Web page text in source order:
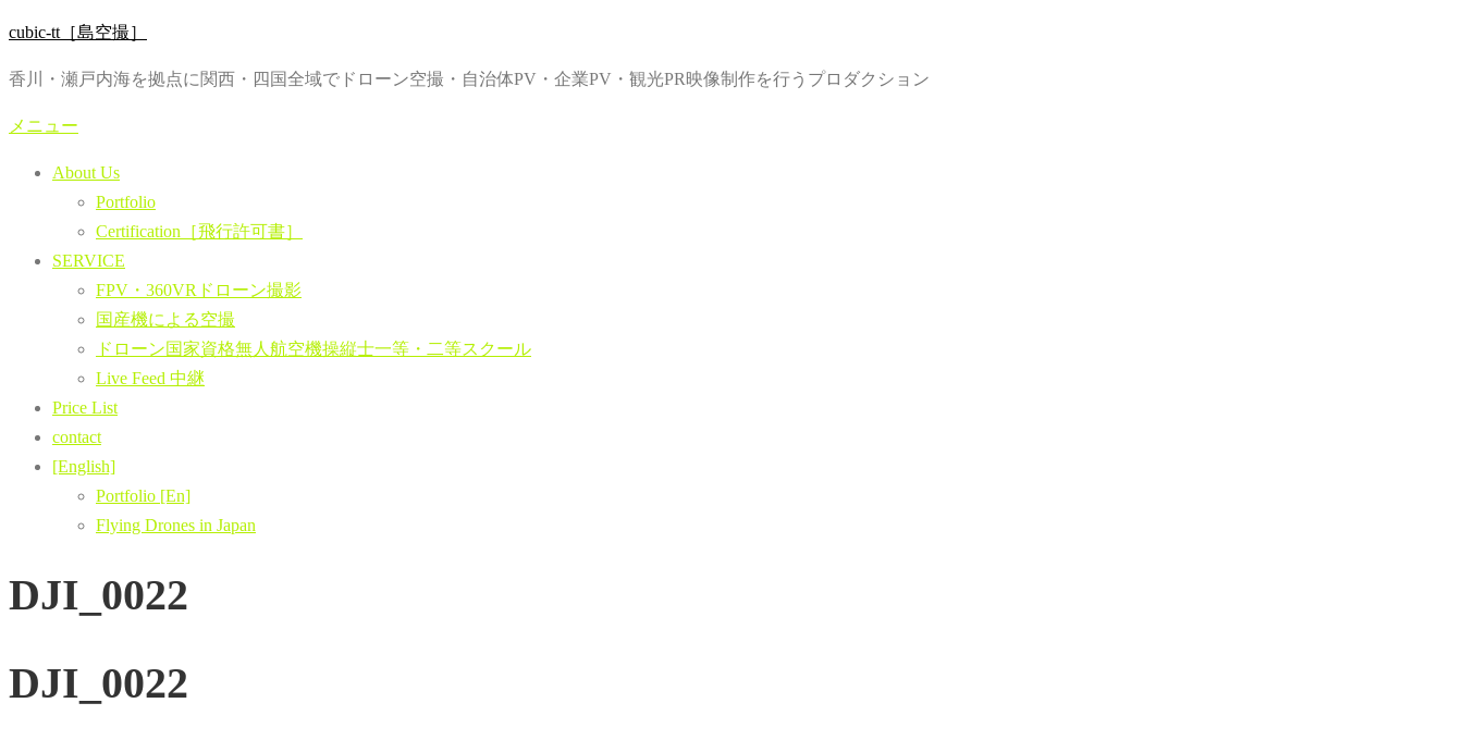
コ
テ
ン
cubic-tt［島空撮］
香川・瀬戸内海を拠点に関西・四国全域でドローン空撮・自治体PV・企業PV・観光PR映像制作を行うプロダクション
メニュー
About Us
Portfolio
Certification［飛行許可書］
SERVICE
FPV・360VRドローン撮影
国産機による空撮
ドローン国家資格無人航空機操縦士一等・二等スクール
Live Feed 中継
Price List
contact
[English]
Portfolio [En]
Flying Drones in Japan
DJI_0022
DJI_0022